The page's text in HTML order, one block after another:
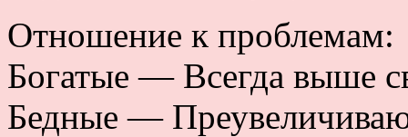
Отношение к проблемам:
Богатые — Всегда выше
Бедные —